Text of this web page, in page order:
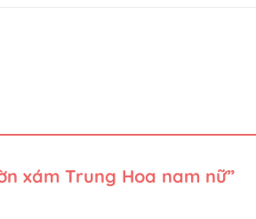
xám Trung Hoa nam nữ”